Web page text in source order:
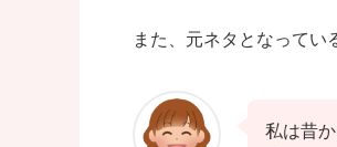
また、元ネタとなってい
私は昔